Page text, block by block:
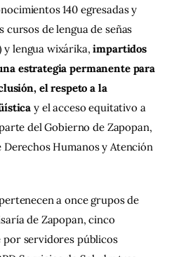
140 egresadas y
cursos de lengua de señas
y lengua wixárika, impartidos
estrategia permanente para
el respeto a la
y el acceso equitativo a
del Gobierno de Zapopan,
Humanos y Atención
a once grupos de
de Zapopan, cinco
servidores públicos